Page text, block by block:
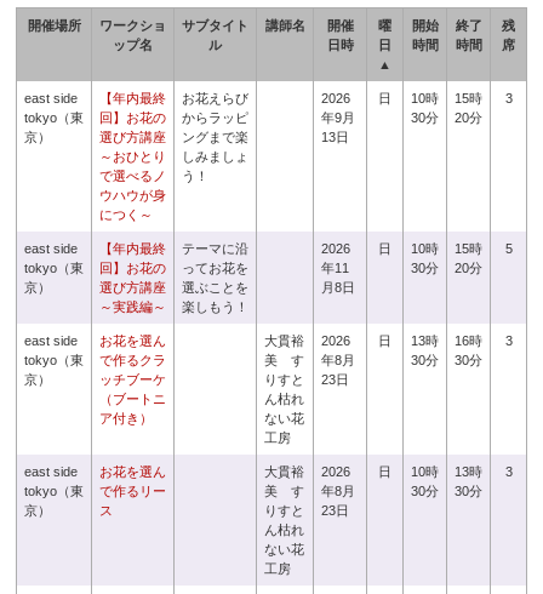
開催場所
ワークショ
ップ名
サブタイト
ル
講師名
開催
日時
曜
日
▲
開始
時間
終了
時間
残
席
east side
tokyo（東
京）
【年内最終
回】お花の
選び方講座
～おひとり
で選べるノ
ウハウが身
につく～
お花えらび
からラッピ
ングまで楽
しみましょ
う！
2026
年9月
13日
日
10時
30分
15時
20分
3
east side
tokyo（東
京）
【年内最終
回】お花の
選び方講座
～実践編～
テーマに沿
ってお花を
選ぶことを
楽しもう！
2026
年11
月8日
日
10時
30分
15時
20分
5
east side
tokyo（東
京）
お花を選ん
で作るクラ
ッチブーケ
（ブートニ
ア付き）
大貫裕
美 す
りすと
ん枯れ
ない花
工房
2026
年8月
23日
日
13時
30分
16時
30分
3
east side
tokyo（東
京）
お花を選ん
で作るリー
ス
大貫裕
美 す
りすと
ん枯れ
ない花
工房
2026
年8月
23日
日
10時
30分
13時
30分
3